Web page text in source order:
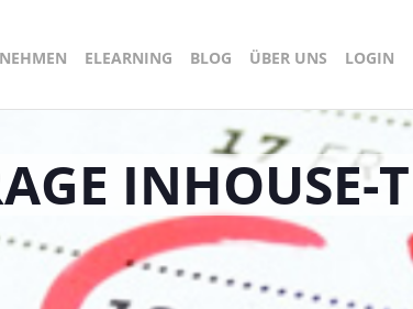
ELEARNING BLOG ÜBER UNS LOGIN
INHOUSE-